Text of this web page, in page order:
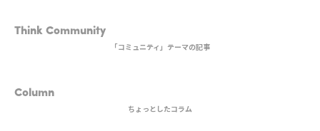
Think Community
「コミュニティ」テーマの記事
Column
ちょっとしたコラム